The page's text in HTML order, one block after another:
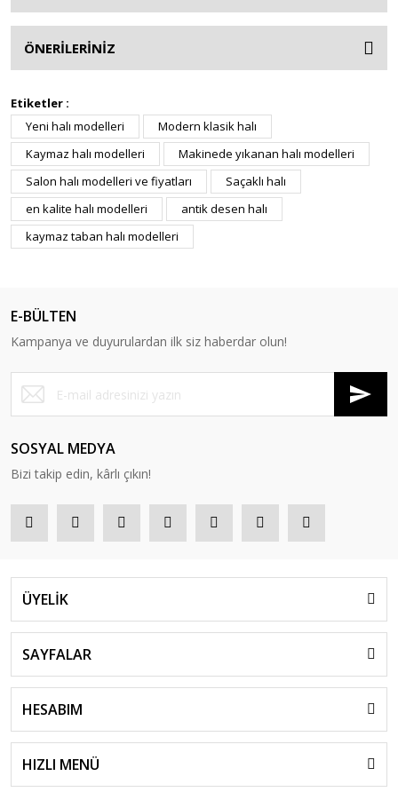
ÖNERİLERİNİZ
Etiketler :
Yeni halı modelleri
Modern klasik halı
Kaymaz halı modelleri
Makinede yıkanan halı modelleri
Salon halı modelleri ve fiyatları
Saçaklı halı
en kalite halı modelleri
antik desen halı
kaymaz taban halı modelleri
E-BÜLTEN
Kampanya ve duyurulardan ilk siz haberdar olun!
SOSYAL MEDYA
Bizi takip edin, kârlı çıkın!
ÜYELİK
SAYFALAR
HESABIM
HIZLI MENÜ